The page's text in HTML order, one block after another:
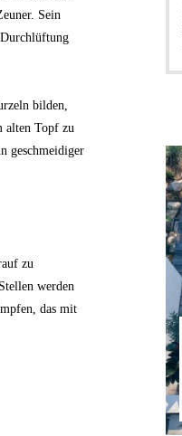
Sein
bilden,
alten Topf zu
geschmeidiger
zu
werden
das mit